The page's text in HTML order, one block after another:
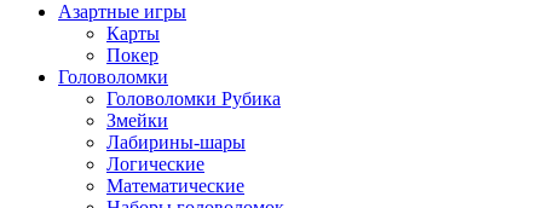
Азартные игры
Карты
Покер
Головоломки
Головоломки Рубика
Змейки
Лабирины-шары
Логические
Математические